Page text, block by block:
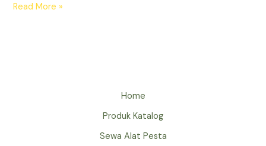
SEWA
Read More »
Home
Produk Katalog
Sewa Alat Pesta